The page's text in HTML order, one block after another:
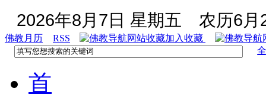
2026年8月7日 星期五 农历6月
佛教月历 RSS
加入收藏
首